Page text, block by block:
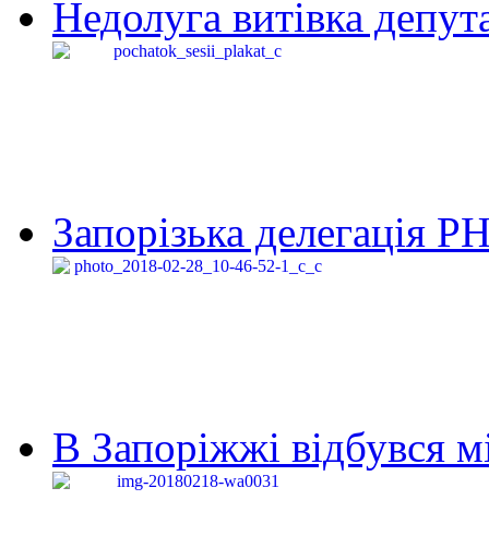
Недолуга витівка
Запорізька делегація
В Запоріжжі відбувся